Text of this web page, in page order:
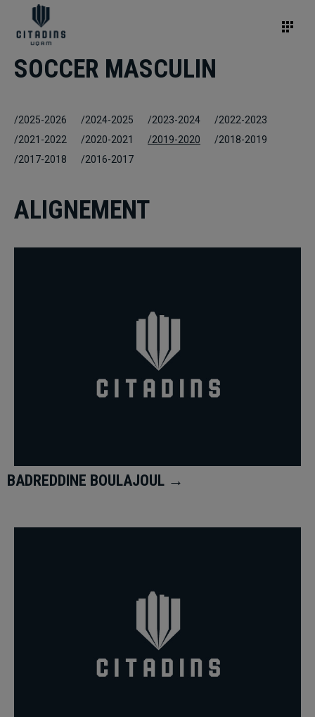
SOCCER MASCULIN
/2025-2026 /2024-2025 /2023-2024
/2022-2023
/2021-2022
/2020-2021 /2019-2020
/2018-2019
/2017-2018
/2016-2017
ALIGNEMENT
BADREDDINE BOULAJOUL →